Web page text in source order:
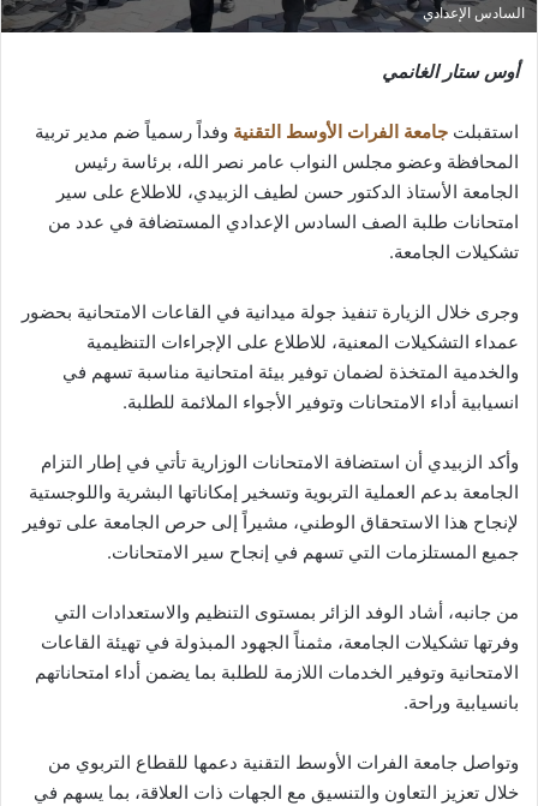
السادس الإعدادي
أوس ستار الغانمي
استقبلت جامعة الفرات الأوسط التقنية وفداً رسمياً ضم مدير تربية
المحافظة وعضو مجلس النواب عامر نصر الله، برئاسة رئيس
الجامعة الأستاذ الدكتور حسن لطيف الزبيدي، للاطلاع على سير
امتحانات طلبة الصف السادس الإعدادي المستضافة في عدد من
تشكيلات الجامعة.
وجرى خلال الزيارة تنفيذ جولة ميدانية في القاعات الامتحانية بحضور
عمداء التشكيلات المعنية، للاطلاع على الإجراءات التنظيمية
والخدمية المتخذة لضمان توفير بيئة امتحانية مناسبة تسهم في
انسيابية أداء الامتحانات وتوفير الأجواء الملائمة للطلبة.
وأكد الزبيدي أن استضافة الامتحانات الوزارية تأتي في إطار التزام
الجامعة بدعم العملية التربوية وتسخير إمكاناتها البشرية واللوجستية
لإنجاح هذا الاستحقاق الوطني، مشيراً إلى حرص الجامعة على توفير
جميع المستلزمات التي تسهم في إنجاح سير الامتحانات.
من جانبه، أشاد الوفد الزائر بمستوى التنظيم والاستعدادات التي
وفرتها تشكيلات الجامعة، مثمناً الجهود المبذولة في تهيئة القاعات
الامتحانية وتوفير الخدمات اللازمة للطلبة بما يضمن أداء امتحاناتهم
بانسيابية وراحة.
وتواصل جامعة الفرات الأوسط التقنية دعمها للقطاع التربوي من
خلال تعزيز التعاون والتنسيق مع الجهات ذات العلاقة، بما يسهم في